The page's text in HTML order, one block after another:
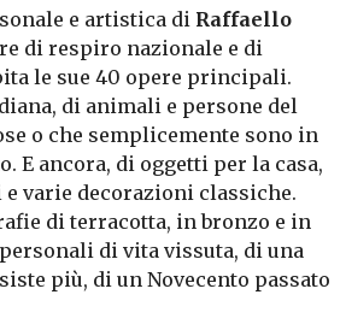
e artistica di Raffaello
di respiro nazionale e di
le sue 40 opere principali.
di animali e persone del
o che semplicemente sono in
E ancora, di oggetti per la casa,
varie decorazioni classiche.
di terracotta, in bronzo e in
di vita vissuta, di una
più, di un Novecento passato